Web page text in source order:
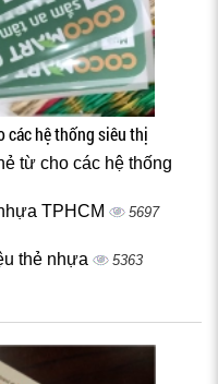
các hệ thống siêu thị
từ cho các hệ thống
TPHCM 5697
thẻ nhựa 5363